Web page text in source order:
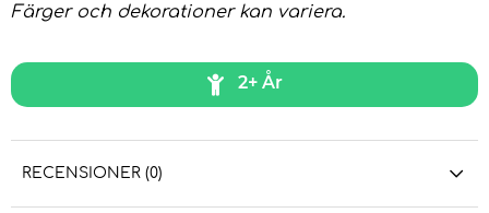
Färger och dekorationer kan variera.
2+ År
RECENSIONER (0)